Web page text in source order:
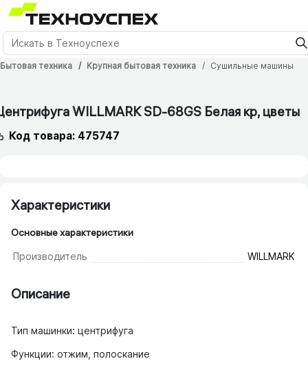
Бытовая техника Крупная бытовая техника Сушильные машины
WILLMARK SD-68GS Белая кр, цветы
Код товара: 475747
Характеристики
Основные характеристики
Производитель WILLMARK
Описание
Тип машинки: центрифуга
Функции: отжим, полоскание